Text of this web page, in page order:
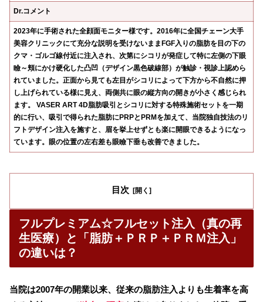
Dr.コメント
2023年に手術された全顔面モニター様です。2016年に全国チェーン大手
美容クリニックにて充分な説明を受けないままFGF入りの脂肪を目の下の
クマ・ゴルゴ線付近に注入され、次第にシコリが発症して特に左側の下眼
瞼～頬にかけ硬化した凸凹（デザイン黒色破線部）が触診・視診上認めら
れていました。正面から見ても左目がシコリによって下方から不自然に押
し上げられている様に見え、両側共に眼の縦方向の開きが小さく感じられ
ます。 VASER ART 4D脂肪吸引とシコリに対する特殊施術セットを一期
的に行い、吸引で得られた脂肪にPRPとPRMを加えて、当院独自技法のリ
フトデザイン注入を施すと、眉を挙上せずとも楽に開眼できるようになっ
ています。眼の位置の左右差も眼瞼下垂も改善できました。
目次
フルプレミアム☆フルセット注入（真の再
生医療）と「脂肪＋ＰＲＰ＋ＰＲＭ注入」
の違いは？
当院は2007年の開業以来、従来の脂肪注入よりも生着率を高